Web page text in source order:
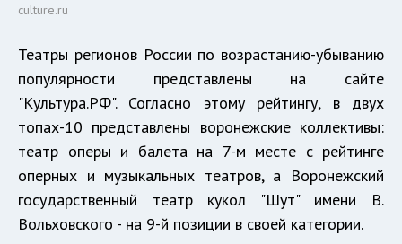
culture.ru
Театры регионов России по возрастанию-убыванию
популярности представлены на сайте
"Культура.РФ". Согласно этому рейтингу, в двух
топах-10 представлены воронежские коллективы:
театр оперы и балета на 7-м месте с рейтинге
оперных и музыкальных театров, а Воронежский
государственный театр кукол "Шут" имени В.
Вольховского - на 9-й позиции в своей категории.